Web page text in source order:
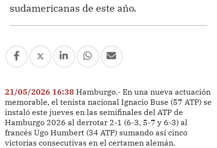
sudamericanas de este año.
21/05/2026 16:38 Hamburgo.- En una nueva actuación
memorable, el tenista nacional Ignacio Buse (57 ATP) se
instaló este jueves en las semifinales del ATP de
Hamburgo 2026 al derrotar 2-1 (6-3, 5-7 y 6-3) al
francés Ugo Humbert (34 ATP) sumando así cinco
victorias consecutivas en el certamen alemán.